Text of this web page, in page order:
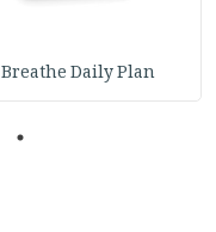
Breathe Daily Plan
1